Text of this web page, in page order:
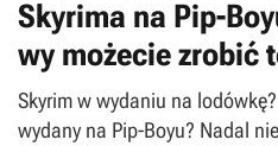
Skyrima na Pip-
wy możecie zrobić
Skyrim w wydaniu na
wydany na Pip-Boyu? Nadal